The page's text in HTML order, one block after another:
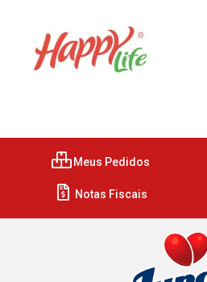
Meus Pedidos
Notas Fiscais